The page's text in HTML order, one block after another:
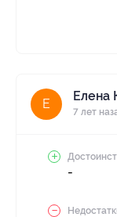
Е
Елена
7 лет
-